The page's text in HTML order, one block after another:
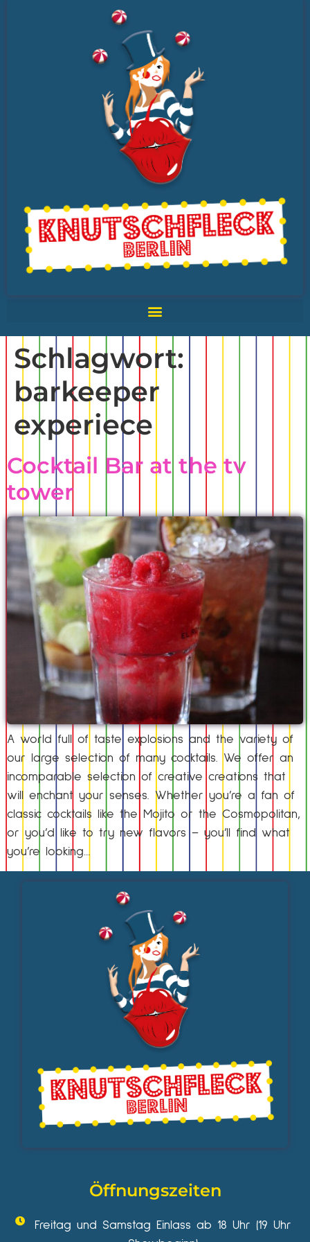
Schlagwort:
barkeeper
experiece
Cocktail Bar at the tv
tower
A world full of taste explosions and the variety of
our large selection of many cocktails. We offer an
incomparable selection of creative creations that
will enchant your senses. Whether you’re a fan of
classic cocktails like the Mojito or the Cosmopolitan,
or you’d like to try new flavors – you’ll find what
you’re looking…
Öffnungszeiten
Freitag und Samstag Einlass ab 18 Uhr (19 Uhr